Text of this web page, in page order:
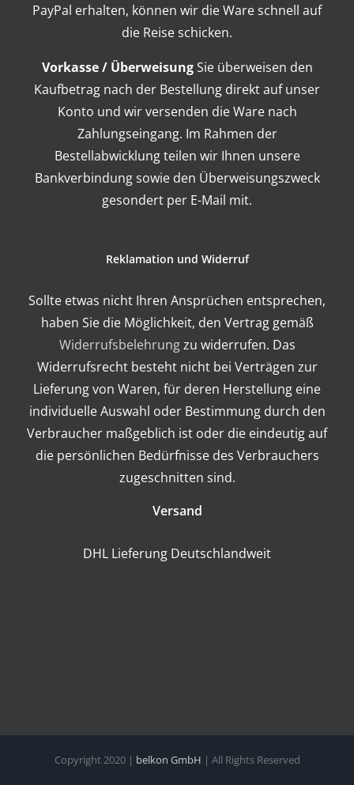
PayPal erhalten, können wir die Ware schnell auf
die Reise schicken.
Vorkasse / ÜberweisungSie überweisen den
Kaufbetrag nach der Bestellung direkt auf unser
Konto und wir versenden die Ware nach
Zahlungseingang. Im Rahmen der
Bestellabwicklung teilen wir Ihnen unsere
Bankverbindung sowie den Überweisungszweck
gesondert per E-Mail mit.
Reklamation und Widerruf
Sollte etwas nicht Ihren Ansprüchen entsprechen,
haben Sie die Möglichkeit, den Vertrag gemäß
Widerrufsbelehrungzu widerrufen. Das
Widerrufsrecht besteht nicht bei Verträgen zur
Lieferung von Waren, für deren Herstellung eine
individuelle Auswahl oder Bestimmung durch den
Verbraucher maßgeblich ist oder die eindeutig auf
die persönlichen Bedürfnisse des Verbrauchers
zugeschnitten sind.
Versand
DHL Lieferung Deutschlandweit
Copyright 2020 | belkon GmbH | All Rights Reserved